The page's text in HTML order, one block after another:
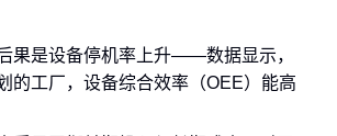
果是设备停机率上升——数据显示，
的工厂，设备综合效率（OEE）能高